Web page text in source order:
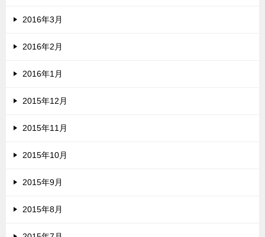
2016年3月
2016年2月
2016年1月
2015年12月
2015年11月
2015年10月
2015年9月
2015年8月